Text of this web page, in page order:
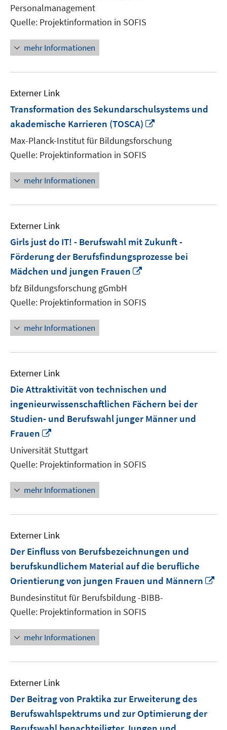
Personalmanagement
Quelle: Projektinformation in SOFIS
mehr Informationen
Externer Link
Transformation des Sekundarschulsystems und
akademische Karrieren (TOSCA)
Fenster
Max-Planck-Institut für Bildungsforschung
Quelle: Projektinformation in SOFIS
mehr Informationen
Externer Link
Girls just do IT! - Berufswahl mit Zukunft -
Förderung der Berufsfindungsprozesse bei
Mädchen und jungen Frauen
öffnen
bfz Bildungsforschung gGmbH
Quelle: Projektinformation in SOFIS
mehr Informationen
Externer Link
Die Attraktivität von technischen und
ingenieurwissenschaftlichen Fächern bei der
Studien- und Berufswahl junger Männer und
Frauen
Fenster
öffnen
Universität Stuttgart
Quelle: Projektinformation in SOFIS
mehr Informationen
Externer Link
Der Einfluss von Berufsbezeichnungen und
berufskundlichem Material auf die berufliche
Orientierung von jungen Frauen und Männern
Bundesinstitut für Berufsbildung -BIBB-
Quelle: Projektinformation in SOFIS
mehr Informationen
Externer Link
Der Beitrag von Praktika zur Erweiterung des
Berufswahlspektrums und zur Optimierung der